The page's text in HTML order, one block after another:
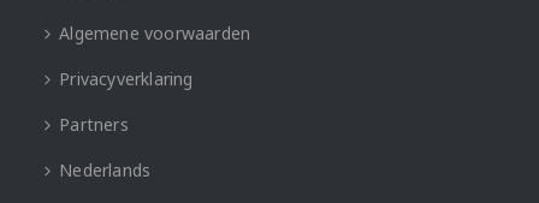
Algemene voorwaarden
Privacyverklaring
Partners
Nederlands